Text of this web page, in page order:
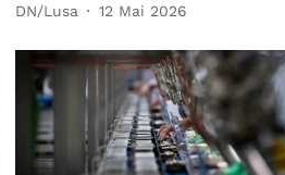
DN/Lusa 12 Mai 2026